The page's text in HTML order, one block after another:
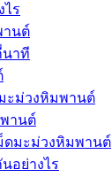
ไร
านต์
นาที
ะม่วงหิมพานต์
านต์
ดมะม่วงหิมพานต์
อย่างไร